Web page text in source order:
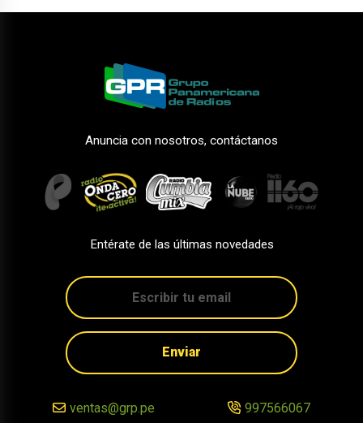
Anuncia con nosotros, contáctanos
Entérate de las últimas novedades
Enviar
ventas@grp.pe 997566067